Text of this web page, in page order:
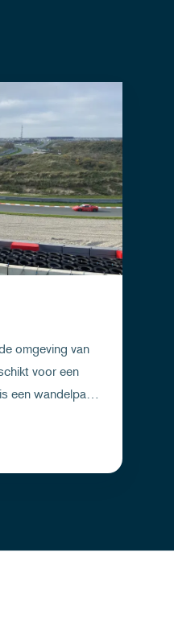
omgeving van
voor een
een wandelpad